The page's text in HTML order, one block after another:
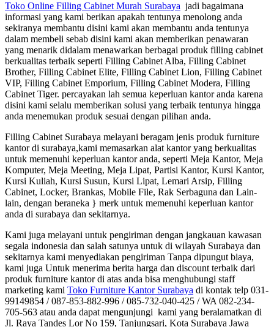
Toko Online Filling Cabinet Murah Surabaya jadi bagaimana
informasi yang kami berikan apakah tentunya menolong anda
sekiranya membantu disini kami akan membantu anda tentunya
dalam membeli sebab disini kami akan memberikan penawaran
yang menarik didalam menawarkan berbagai produk filling cabinet
berkualitas terbaik seperti Filling Cabinet Alba, Filling Cabinet
Brother, Filling Cabinet Elite, Filling Cabinet Lion, Filling Cabinet
VIP, Filling Cabinet Emporium, Filling Cabinet Modera, Filling
Cabinet Tiger. percayakan lah semua keperluan kantor anda karena
disini kami selalu memberikan solusi yang terbaik tentunya hingga
anda menemukan produk sesuai dengan pilihan anda.
Filling Cabinet Surabaya melayani beragam jenis produk furniture
kantor di surabaya,kami memasarkan alat kantor yang berkualitas
untuk memenuhi keperluan kantor anda, seperti Meja Kantor, Meja
Komputer, Meja Meeting, Meja Lipat, Partisi Kantor, Kursi Kantor,
Kursi Kuliah, Kursi Susun, Kursi Lipat, Lemari Arsip, Filling
Cabinet, Locker, Brankas, Mobile File, Rak Serbaguna dan Lain-
lain, dengan beraneka } merk untuk memenuhi keperluan kantor
anda di surabaya dan sekitarnya.
Kami juga melayani untuk pengiriman dengan jangkauan kawasan
segala indonesia dan salah satunya untuk di wilayah Surabaya dan
sekitarnya kami menyediakan pengiriman Tanpa dipungut biaya,
kami juga Untuk menerima berita harga dan discount terbaik dari
produk furniture kantor di atas anda bisa menghubungi staff
marketing kami Toko Furniture Kantor Surabaya di kontak telp 031-
99149854 / 087-853-882-996 / 085-732-040-425 / WA 082-234-
705-563 atau anda dapat mengunjungi kami yang beralamatkan di
Jl. Raya Tandes Lor No 159, Tanjungsari, Kota Surabaya Jawa